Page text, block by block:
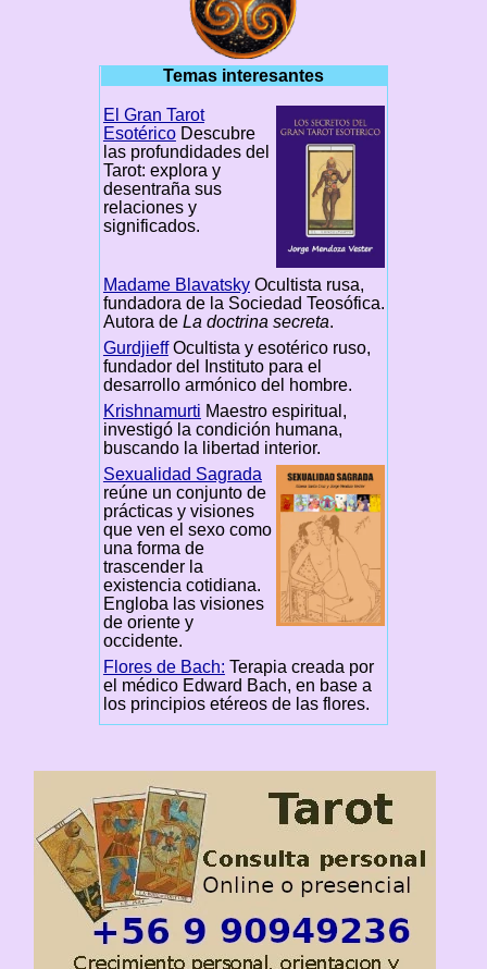
Temas interesantes
El Gran Tarot
EsotéricoDescubre
las profundidades del
Tarot: explora y
desentraña sus
relaciones y
significados.
Madame BlavatskyOcultista rusa,
fundadora de la Sociedad Teosófica.
Autora de La doctrina secreta.
GurdjieffOcultista y esotérico ruso,
fundador del Instituto para el
desarrollo armónico del hombre.
Krishnamurti Maestro espiritual,
investigó la condición humana,
buscando la libertad interior.
Sexualidad Sagrada
reúne un conjunto de
prácticas y visiones
que ven el sexo como
una forma de
trascender la
existencia cotidiana.
Engloba las visiones
de oriente y
occidente.
Flores de Bach: Terapia creada por
el médico Edward Bach, en base a
los principios etéreos de las flores.